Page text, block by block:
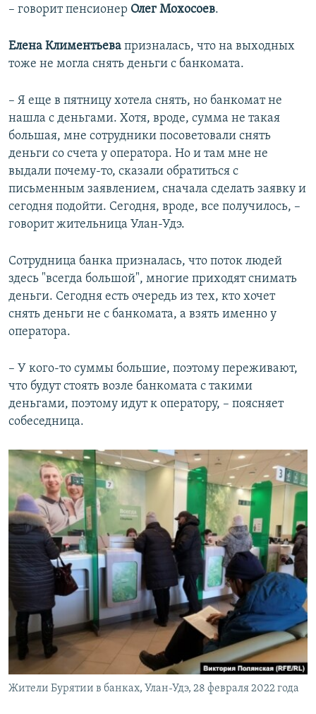
– говорит пенсионер Олег Мохосоев.
Елена Климентьева призналась, что на выходных
тоже не могла снять деньги с банкомата.
– Я еще в пятницу хотела снять, но банкомат не
нашла с деньгами. Хотя, вроде, сумма не такая
большая, мне сотрудники посоветовали снять
деньги со счета у оператора. Но и там мне не
выдали почему-то, сказали обратиться с
письменным заявлением, сначала сделать заявку и
сегодня подойти. Сегодня, вроде, все получилось, –
говорит жительница Улан-Удэ.
Сотрудница банка призналась, что поток людей
здесь "всегда большой", многие приходят снимать
деньги. Сегодня есть очередь из тех, кто хочет
снять деньги не с банкомата, а взять именно у
оператора.
– У кого-то суммы большие, поэтому переживают,
что будут стоять возле банкомата с такими
деньгами, поэтому идут к оператору, – поясняет
собеседница.
Жители Бурятии в банках, Улан-Удэ, 28 февраля 2022 года